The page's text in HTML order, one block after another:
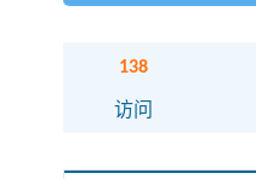
138
访问